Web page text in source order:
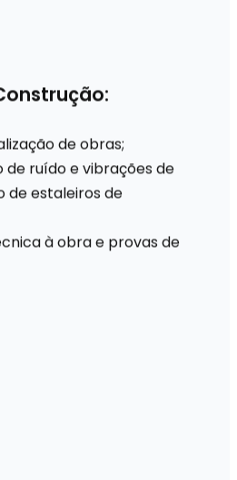
de obras;
de ruído e vibrações de
de estaleiros de
à obra e provas de